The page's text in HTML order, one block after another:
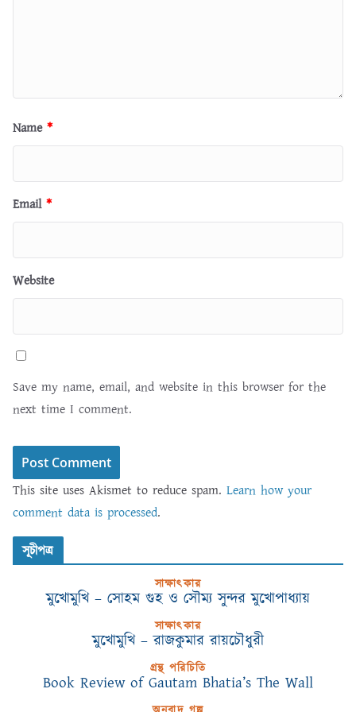
Name *
Email *
Website
Save my name, email, and website in this browser for the
next time I comment.
This site uses Akismet to reduce spam. Learn how your
comment data is processed.
সূচীপত্র
সাক্ষাৎকার
মুখোমুখি – সোহম গুহ ও সৌম্য সুন্দর মুখোপাধ্যায়
সাক্ষাৎকার
মুখোমুখি – রাজকুমার রায়চৌধুরী
গ্রন্থ পরিচিতি
Book Review of Gautam Bhatia’s The Wall